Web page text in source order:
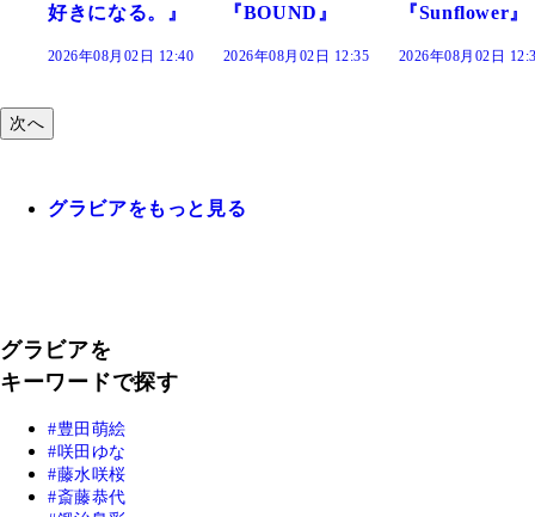
『BOUND』
2026年08月02日 12:35
『Sunflower』
2026年08月02日 12:30
だまり』
2026年08月02日
次へ
グラビアをもっと見る
グラビアを
キーワードで探す
豊田萌絵
咲田ゆな
藤水咲桜
斎藤恭代